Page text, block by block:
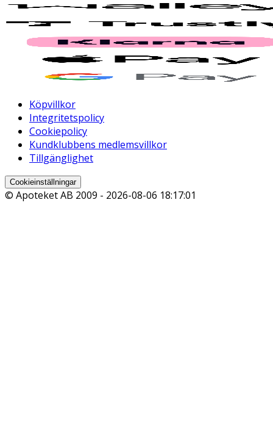
Köpvillkor
Integritetspolicy
Cookiepolicy
Kundklubbens medlemsvillkor
Tillgänglighet
Cookieinställningar
© Apoteket AB 2009 - 2026-08-06 18:17:01